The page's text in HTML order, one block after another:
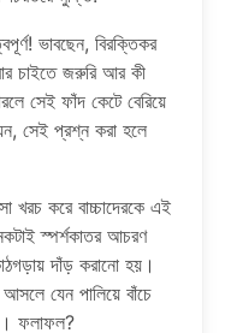
ভাবছেন, বিরক্তিকর
চাইতে জরুরি আর কী
সেই ফাঁদ কেটে বেরিয়ে
সেই প্রশ্ন করা হলে
খরচ করে বাচ্চাদেরকে এই
স্পর্শকাতর আচরণ
দাঁড় করানো হয়।
যেন পালিয়ে বাঁচে
ফলাফল?